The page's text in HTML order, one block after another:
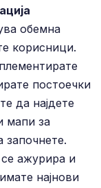
обемна
корисници.
постоечки
да најдете
мапи за
се ажурира и
најнови